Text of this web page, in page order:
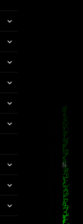
untermenü
öffnen
untermenü
öffnen
untermenü
öffnen
untermenü
öffnen
untermenü
öffnen
untermenü
öffnen
untermenü
öffnen
untermenü
öffnen
untermenü
öffnen